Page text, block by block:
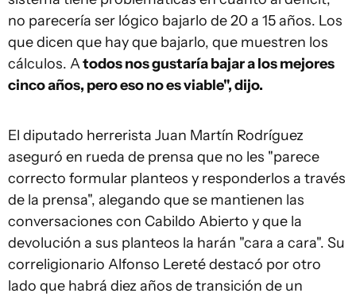
no parecería ser lógico bajarlo de 20 a 15 años. Los
que dicen que hay que bajarlo, que muestren los
cálculos. Atodos nos gustaría bajar a los mejores
cinco años, pero eso no es viable", dijo.
El diputado herrerista Juan Martín Rodríguez
aseguró en rueda de prensa que no les "parece
correcto formular planteos y responderlos a través
de la prensa", alegando que se mantienen las
conversaciones con Cabildo Abierto y que la
devolución a sus planteos la harán "cara a cara". Su
correligionario Alfonso Lereté destacó por otro
lado que habrá diez años de transición de un